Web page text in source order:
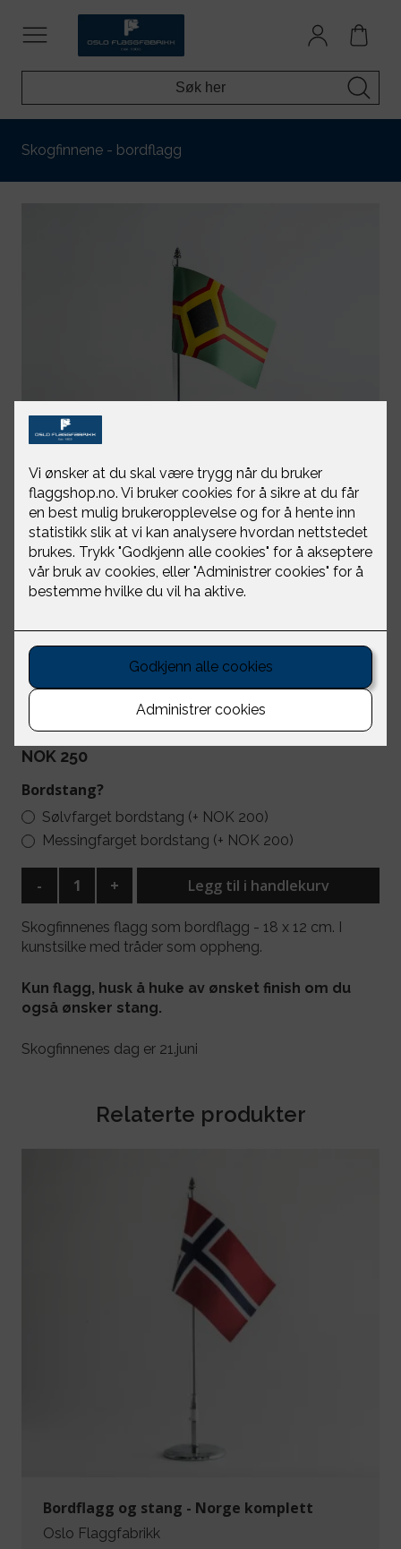
Skogfinnene - bordflagg
Skogfinnene -
bordflagg
Oslo Flaggfabrikk
NOK 250
Bordstang?
Sølvfarget bordstang (+ NOK 200)
Messingfarget bordstang (+ NOK 200)
- + Legg til i handlekurv
Skogfinnenes flagg som bordflagg - 18 x 12 cm. I
kunstsilke med tråder som oppheng.
Kun flagg, husk å huke av ønsket finish om du
også ønsker stang.
Skogfinnenes dag er 21.juni
Relaterte produkter
Bordflagg og stang - Norge komplett
Oslo Flaggfabrikk